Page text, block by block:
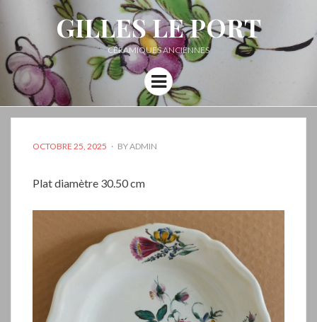
GILLES LE PORT
CÉRAMIQUES ANCIENNES
Menu
POSTED
OCTOBRE 25, 2025 BYADMIN
Plat diamètre 30.50 cm